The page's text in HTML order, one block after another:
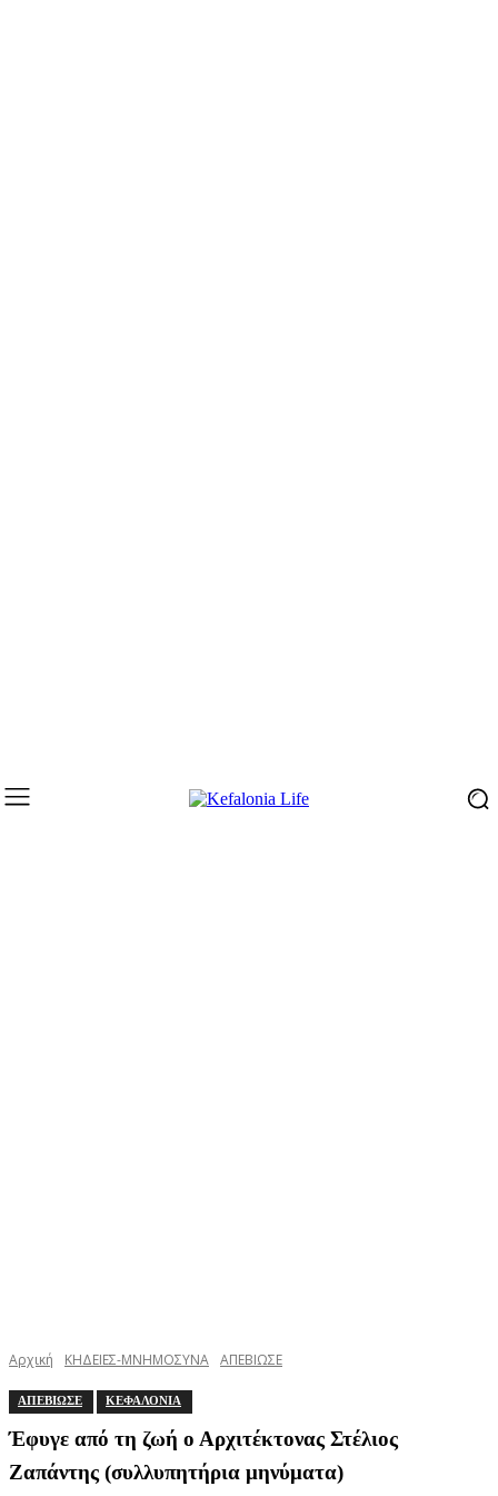
Αρχική ΚΗΔΕΙΕΣ-ΜΝΗΜΟΣΥΝΑ ΑΠΕΒΙΩΣΕ
ΑΠΕΒΙΩΣΕ ΚΕΦΑΛΟΝΙΑ
Έφυγε από τη ζωή ο Αρχιτέκτονας Στέλιος
Ζαπάντης (συλλυπητήρια μηνύματα)